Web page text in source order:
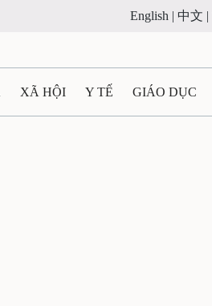
English | 中文 |
XÃ HỘI Y TẾ GIÁO DỤC